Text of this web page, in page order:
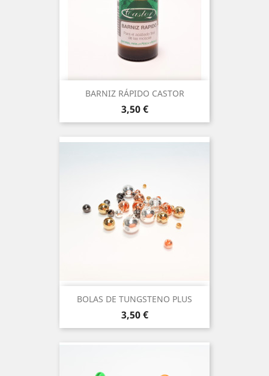
BARNIZ RÁPIDO CASTOR
Precio
3,50 €
BOLAS DE TUNGSTENO PLUS
Precio
3,50 €